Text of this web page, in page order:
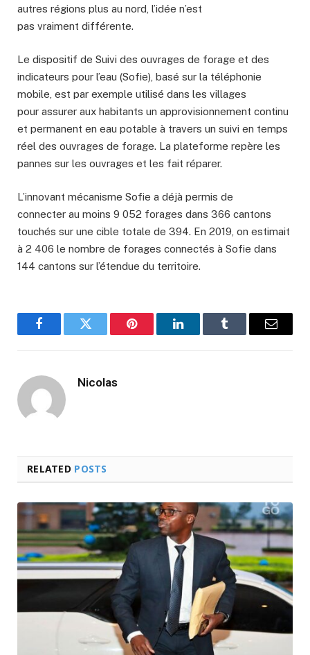
autres régions plus au nord, l’idée n’est
pas vraiment différente.
Le dispositif de Suivi des ouvrages de forage et des
indicateurs pour l’eau (Sofie), basé sur la téléphonie
mobile, est par exemple utilisé dans les villages
pour assurer aux habitants un approvisionnement continu
et permanent en eau potable à travers un suivi en temps
réel des ouvrages de forage. La plateforme repère les
pannes sur les ouvrages et les fait réparer.
L’innovant mécanisme Sofie a déjà permis de
connecter au moins 9 052 forages dans 366 cantons
touchés sur une cible totale de 394. En 2019, on estimait
à 2 406 le nombre de forages connectés à Sofie dans
144 cantons sur l’étendue du territoire.
FacebookTwitter Pinterest LinkedInTumblr Email
Nicolas
RELATED POSTS